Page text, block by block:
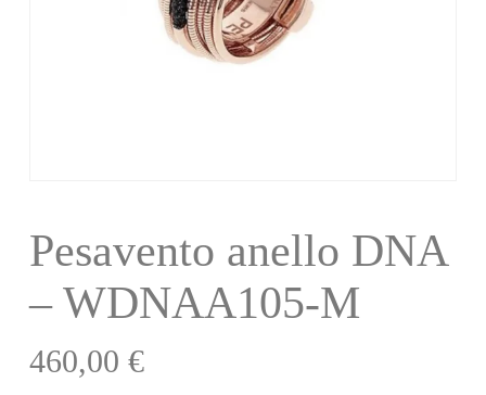
Pesavento anello DNA
– WDNAA105-M
460,00 €